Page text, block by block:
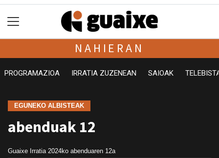
NAHIERAN
PROGRAMAZIOA IRRATIA ZUZENEAN SAIOAK
EGUNEKO ALBISTEAK
abenduak 12
Guaixe Irratia 2024ko abenduaren 12a